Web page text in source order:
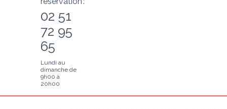
02 51
72 95
65
Lundi au
dimanche de
9h00 à
20h00